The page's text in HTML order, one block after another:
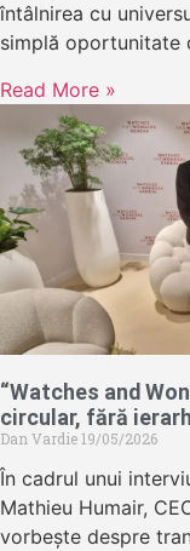
întâlnirea cu
simplă oportunitate
Read More »
“Watches and
circular, fără
Dan Vardie19/05/2026
În cadrul unui
Mathieu Humair,
vorbește despre